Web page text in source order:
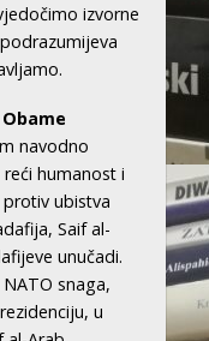
izvorne
navodno
humanost i
ubistva
Saif al-
unučadi.
snaga,
u